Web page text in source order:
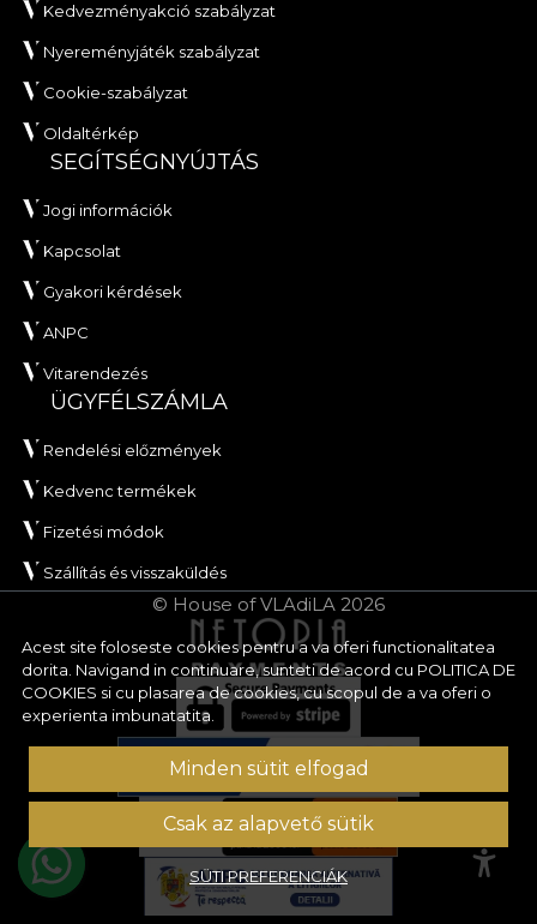
Acest site foloseste cookies pentru a va oferi functionalitatea
dorita. Navigand in continuare, sunteti de acord cu POLITICA DE
COOKIES si cu plasarea de cookies, cu scopul de a va oferi o
experienta imbunatatita.
Minden sütit elfogad
Csak az alapvető sütik
SÜTI PREFERENCIÁK
Kedvezményakció szabályzat
Nyereményjáték szabályzat
Cookie-szabályzat
Oldaltérkép
SEGÍTSÉGNYÚJTÁS
Jogi információk
Kapcsolat
Gyakori kérdések
ANPC
Vitarendezés
ÜGYFÉLSZÁMLA
Rendelési előzmények
Kedvenc termékek
Fizetési módok
Szállítás és visszaküldés
© House of VLAdiLA 2026